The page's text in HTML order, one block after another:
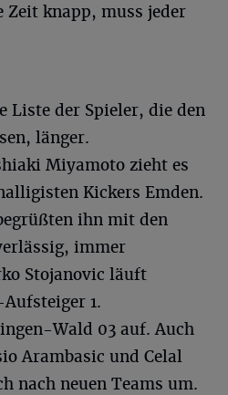
Zeit knapp, muss jeder
Liste der Spieler, die den
länger.
Miyamoto zieht es
Kickers Emden.
ihn mit den
immer
Stojanovic läuft
1.
Wald 03 auf. Auch
Arambasic und Celal
nach neuen Teams um.